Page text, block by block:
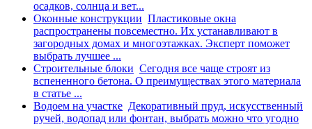
осадков, солнца и вет...
Оконные конструкции Пластиковые окна
распространены повсеместно. Их устанавливают в
загородных домах и многоэтажках. Эксперт поможет
выбрать лучшее ...
Строительные блоки Сегодня все чаще строят из
вспененного бетона. О преимуществах этого материала
в статье ...
Водоем на участке Декоративный пруд, искусственный
ручей, водопад или фонтан, выбрать можно что угодно